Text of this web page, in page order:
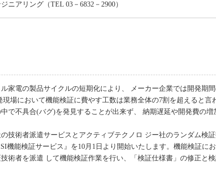
ニアリング（TEL 03－6832－2900）
家電の製品サイクルの短期化により、 メーカー企業では開発期
場において機能検証に費やす工数は業務全体の7割を超えると言
で不具合(バグ)を発見することが出来ず、 納期遅延や開発費の
技術者派遣サービスとアクティブテクノロ ジー社のランダム検
機能検証サービス』を10月1日より開始いたします。機能検証に
術者を派遣 して機能検証作業を行い、「検証仕様書」の修正と